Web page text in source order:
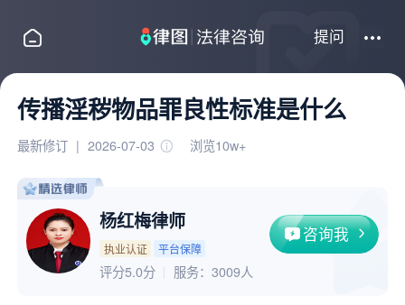
提问
传播淫秽物品罪良性标准是什么
最新修订 | 2026-07-03 浏览10w+
杨红梅律师
执业认证 平台保障
咨询我
评分5.0分 服务： 3009人